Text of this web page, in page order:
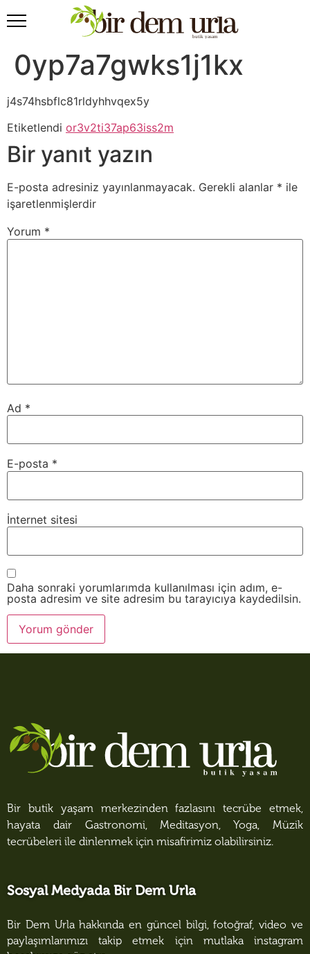
0yp7a7gwks1j1kx
j4s74hsbflc81rldyhhvqex5y
Etiketlendi or3v2ti37ap63iss2m
Bir yanıt yazın
E-posta adresiniz yayınlanmayacak. Gerekli alanlar * ile
işaretlenmişlerdir
Yorum *
Ad *
E-posta *
İnternet sitesi
Daha sonraki yorumlarımda kullanılması için adım, e-
posta adresim ve site adresim bu tarayıcıya kaydedilsin.
Bir butik yaşam merkezinden fazlasını tecrübe etmek,
hayata dair Gastronomi, Meditasyon, Yoga, Müzik
tecrübeleri ile dinlenmek için misafirimiz olabilirsiniz.
Sosyal Medyada Bir Dem Urla
Bir Dem Urla hakkında en güncel bilgi, fotoğraf, video ve
paylaşımlarımızı takip etmek için mutlaka instagram